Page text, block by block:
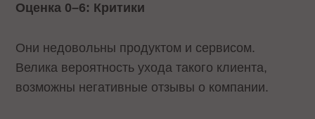
Оценка 0–6: Критики
Они недовольны продуктом и сервисом.
Велика вероятность ухода такого клиента,
возможны негативные отзывы о компании.